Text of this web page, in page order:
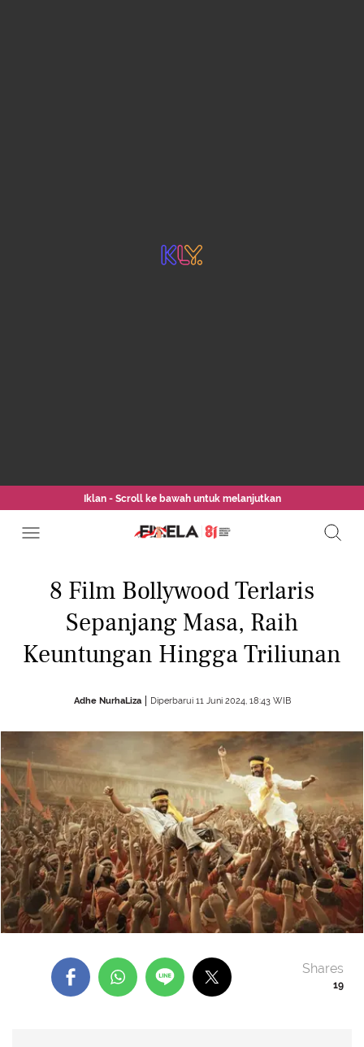
Iklan - Scroll ke bawah untuk melanjutkan
8 Film Bollywood Terlaris
Sepanjang Masa, Raih
Keuntungan Hingga Triliunan
Adhe NurhaLiza Diperbarui 11 Juni 2024, 18:43 WIB
19
Shares